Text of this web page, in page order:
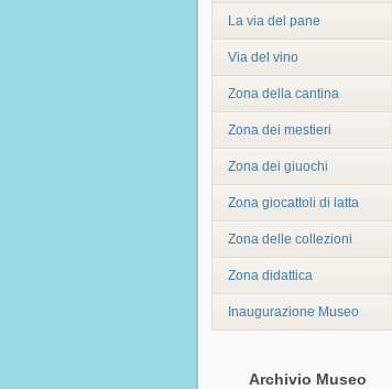
La via del pane
Via del vino
Zona della cantina
Zona dei mestieri
Zona dei giuochi
Zona giocattoli di latta
Zona delle collezioni
Zona didattica
Inaugurazione Museo
Archivio Museo